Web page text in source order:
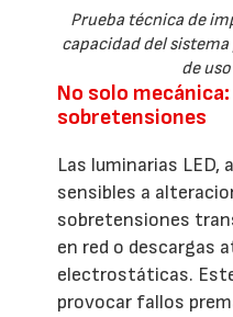
Prueba técnica de
capacidad del
de
No solo
sobretensiones
Las luminarias LED,
sensibles a
sobretensiones
en red o descargas
electrostáticas.
provocar fallos